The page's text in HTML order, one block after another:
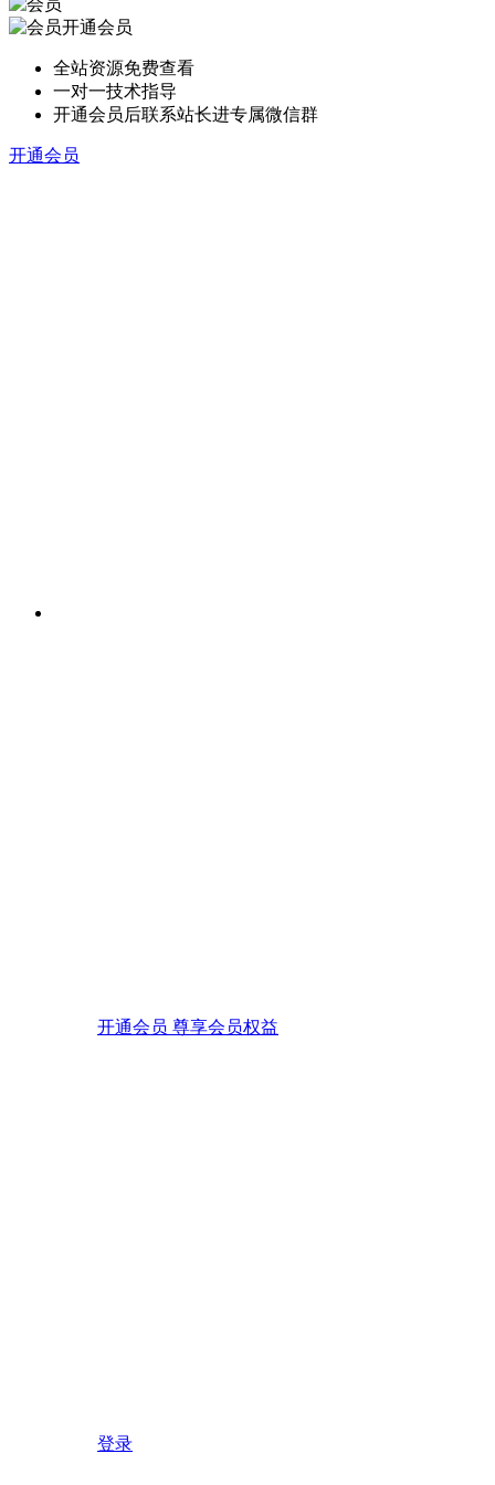
开通会员
全站资源免费查看
一对一技术指导
开通会员后联系站长进专属微信群
开通会员
开通会员 尊享会员权益
登录